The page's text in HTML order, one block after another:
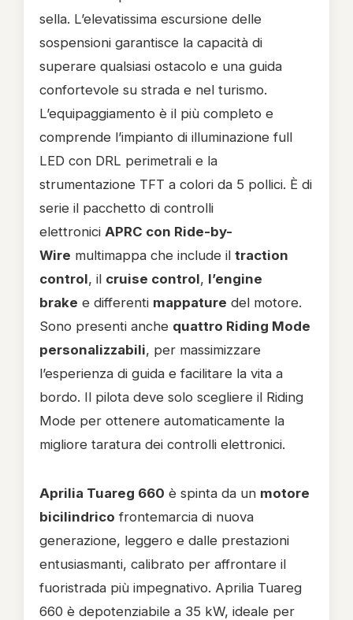
sella. L’elevatissima escursione delle
sospensioni garantisce la capacità di
superare qualsiasi ostacolo e una guida
confortevole su strada e nel turismo.
L’equipaggiamento è il più completo e
comprende l’impianto di illuminazione full
LED con DRL perimetrali e la
strumentazione TFT a colori da 5 pollici. È di
serie il pacchetto di controlli
elettronici APRC con Ride-by-
Wire multimappa che include il traction
control, il cruise control, l’engine
brake e differenti mappature del motore.
Sono presenti anche quattro Riding Mode
personalizzabili, per massimizzare
l’esperienza di guida e facilitare la vita a
bordo. Il pilota deve solo scegliere il Riding
Mode per ottenere automaticamente la
migliore taratura dei controlli elettronici.
Aprilia Tuareg 660 è spinta da un motore
bicilindrico frontemarcia di nuova
generazione, leggero e dalle prestazioni
entusiasmanti, calibrato per affrontare il
fuoristrada più impegnativo. Aprilia Tuareg
660 è depotenziabile a 35 kW, ideale per